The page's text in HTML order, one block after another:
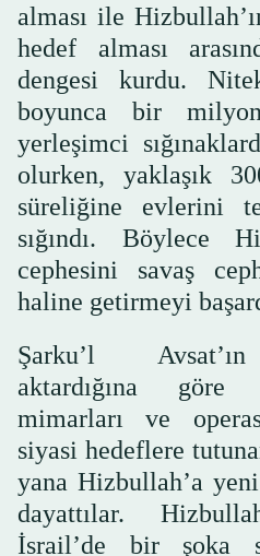
alması ile
hedef alması
dengesi kurdu.
boyunca bir
yerleşimci
olurken, yaklaşık
süreliğine evlerini
sığındı. Böylece
cephesini savaş
haline getirmeyi
Şarku’l
aktardığına göre
mimarları ve
siyasi hedeflere
yana Hizbullah’a
dayattılar.
İsrail’de bir şoka